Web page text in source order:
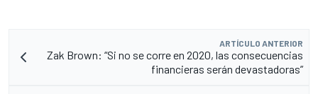
ARTÍCULO ANTERIOR
Zak Brown: “Si no se corre en 2020, las consecuencias
financieras serán devastadoras”